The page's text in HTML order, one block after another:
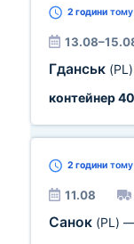
2 години тому
Гданськ (PL)
контейнер
2 години тому
11.08
Санок (PL)